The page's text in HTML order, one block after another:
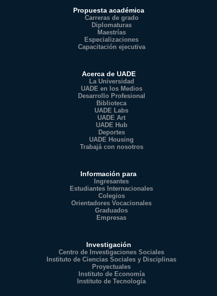
Propuesta académica
Carreras de grado
Diplomaturas
Maestrías
Especializaciones
Capacitación ejecutiva
Acerca de UADE
La Universidad
UADE en los Medios
Desarrollo Profesional
Biblioteca
UADE Labs
UADE Art
UADE Hub
Deportes
UADE Housing
Trabajá con nosotros
Información para
Ingresantes
Estudiantes Internacionales
Colegios
Orientadores Vocacionales
Graduados
Empresas
Investigación
Centro de Investigaciones Sociales
Instituto de Ciencias Sociales y Disciplinas
Proyectuales
Instituto de Economía
Instituto de Tecnología